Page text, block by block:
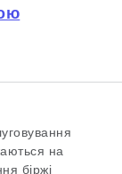
на
біржі